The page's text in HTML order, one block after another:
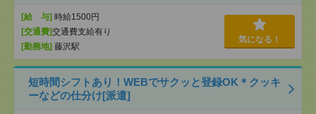
[給 与] 時給1500円
[交通費]交通費支給有り
[勤務地] 藤沢駅
気になる！
短時間シフトあり！WEBでサクッと登録OK＊クッキ
ーなどの仕分け[派遣]